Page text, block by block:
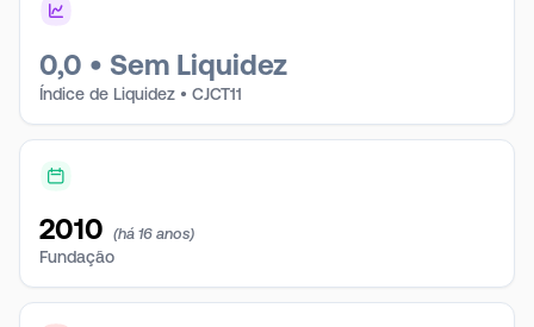
0,0 • Sem Liquidez
Índice de Liquidez • CJCT11
2010 (há 16 anos)
Fundação